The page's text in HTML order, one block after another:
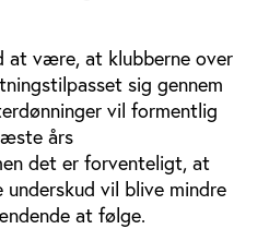
at være, at klubberne over
sig gennem
vil formentlig
års
det er forventeligt, at
underskud vil blive mindre
at følge.